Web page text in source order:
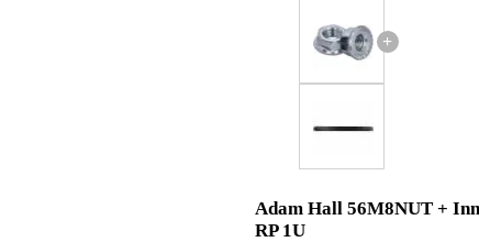
+
Adam Hall 56M8NUT +
RP 1U